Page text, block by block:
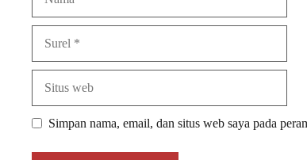
Simpan nama, email, dan situs web saya pada